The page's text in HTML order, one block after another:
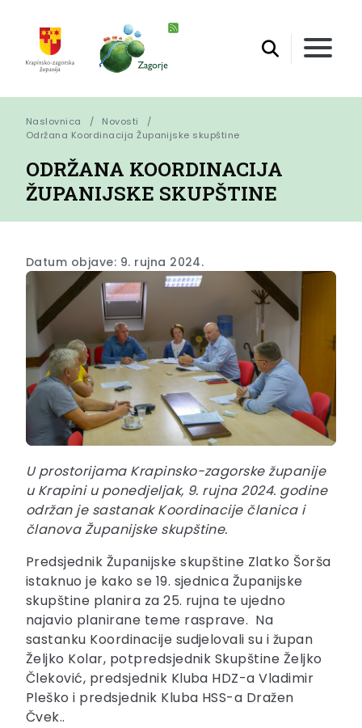
Naslovnica
Novosti
Održana Koordinacija Županijske skupštine
ODRŽANA KOORDINACIJA
ŽUPANIJSKE SKUPŠTINE
Datum objave: 9. rujna 2024.
U prostorijama Krapinsko-zagorske županije
u Krapini u ponedjeljak, 9. rujna 2024. godine
održan je sastanak Koordinacije članica i
članova Županijske skupštine.
Predsjednik Županijske skupštine Zlatko Šorša
istaknuo je kako se 19. sjednica Županijske
skupštine planira za 25. rujna te ujedno
najavio planirane teme rasprave. Na
sastanku Koordinacije sudjelovali su i župan
Željko Kolar, potpredsjednik Skupštine Željko
Čleković, predsjednik Kluba HDZ-a Vladimir
Pleško i predsjednik Kluba HSS-a Dražen
Čvek..